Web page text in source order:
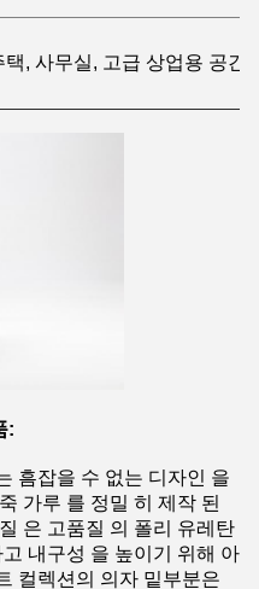
택, 사무실, 고급 상업용 공간
:
흠잡을 수 없는 디자인 을
가루 를 정밀 히 제작 된
은 고품질 의 폴리 유레탄
내구성 을 높이기 위해 아
컬렉션의 의자 밑부분은